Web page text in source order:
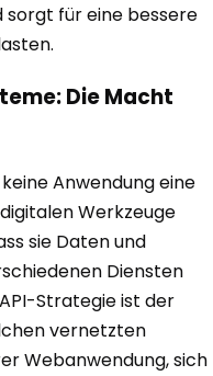
sorgt für eine bessere
Die Macht
Anwendung eine
Werkzeuge
sie Daten und
Diensten
Strategie ist der
vernetzten
Webanwendung, sich